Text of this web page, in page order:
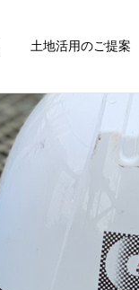
土地活用のご提案